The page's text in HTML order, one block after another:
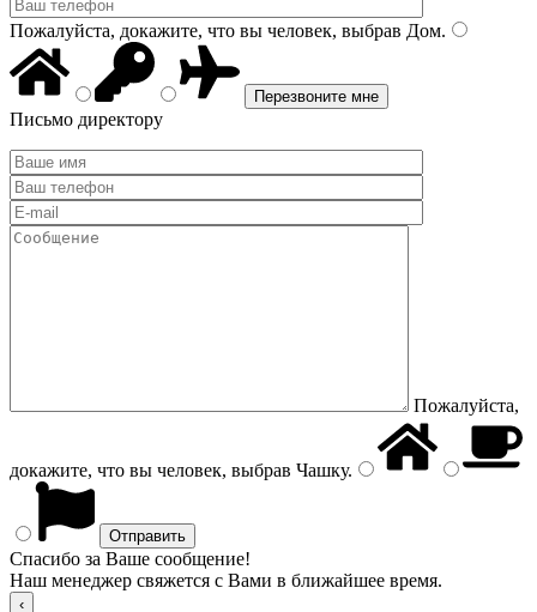
Пожалуйста, докажите, что вы человек, выбрав Дом.
Письмо директору
Пожалуйста,
докажите, что вы человек, выбрав Чашку.
Спасибо за Ваше сообщение!
Наш менеджер свяжется с Вами в ближайшее время.